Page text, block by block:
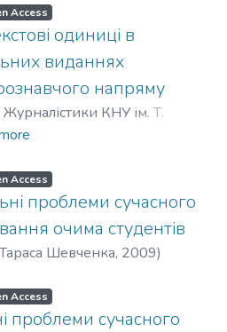
Access
одиниці в
виданнях
напряму
Журналістики КНУ ім. Т.
,2008
Access
проблеми сучасного
очима студентів
Шевченка, 2009)
Access
проблеми сучасного